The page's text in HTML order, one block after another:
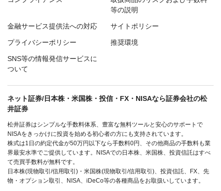
等の説明
金融サービス提供法への対応 サイトポリシー
プライバシーポリシー 推奨環境
SNS等の情報発信サービスに
ついて
ネット証券/日本株・米国株・投信・FX・NISAなら証券会社の松
井証券
松井証券はシンプルな手数料体系、豊富な無料ツールと安心のサポートで
NISAをきっかけに投資を始める初心者の方にも支持されています。
株式は1日の約定代金が50万円以下なら手数料0円、その他商品の手数料も業
界最安水準でご提供しています。NISAでの日本株、米国株、投資信託はすべ
て売買手数料が無料です。
日本株(現物取引/信用取引)・米国株(現物取引/信用取引)、投資信託、FX、先
物・オプション取引、NISA、iDeCo等の各種商品をお取扱いしています。